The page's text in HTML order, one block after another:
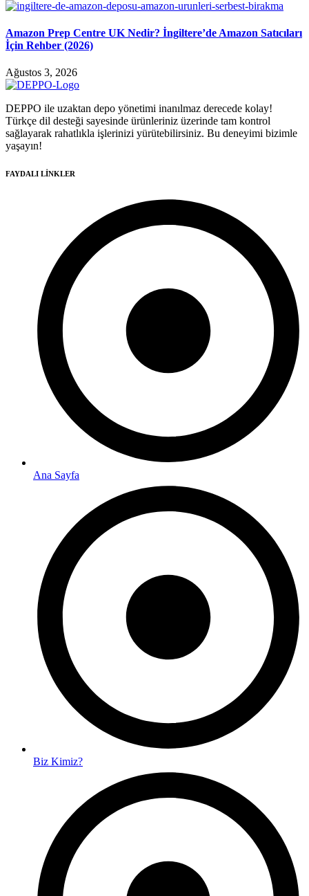
Amazon Prep Centre UK Nedir? İngiltere’de Amazon Satıcıları
İçin Rehber (2026)
Ağustos 3, 2026
DEPPO ile uzaktan depo yönetimi inanılmaz derecede kolay!
Türkçe dil desteği sayesinde ürünleriniz üzerinde tam kontrol
sağlayarak rahatlıkla işlerinizi yürütebilirsiniz. Bu deneyimi bizimle
yaşayın!
FAYDALI LİNKLER
Ana Sayfa
Biz Kimiz?